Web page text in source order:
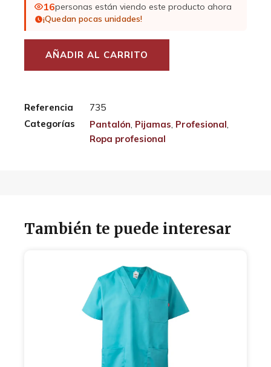
16personas están viendo este producto ahora
¡Quedan pocas unidades!
AÑADIR AL CARRITO
Referencia
735
Categorías
Pantalón, Pijamas, Profesional,
Ropa profesional
También te puede interesar